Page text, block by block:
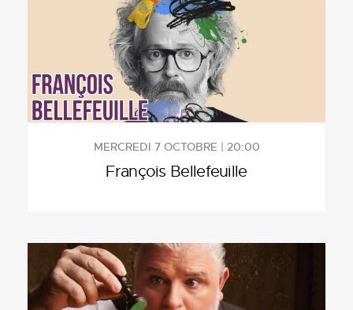
MERCREDI 7 OCTOBRE | 20:00
François Bellefeuille